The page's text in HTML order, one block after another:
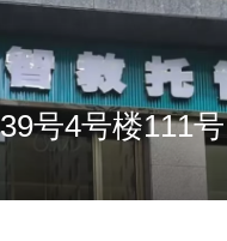
号4号楼111号